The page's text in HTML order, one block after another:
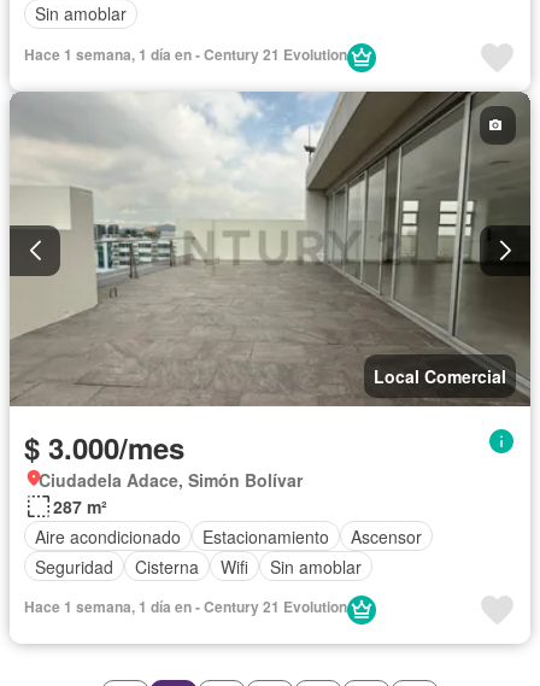
Sin amoblar
Hace 1 semana, 1 día en - Century 21 Evolution
Local Comercial
$ 3.000/mes
Ciudadela Adace, Simón Bolívar
287 m²
Aire acondicionado
Estacionamiento
Ascensor
Seguridad
Cisterna Wifi Sin amoblar
Hace 1 semana, 1 día en - Century 21 Evolution